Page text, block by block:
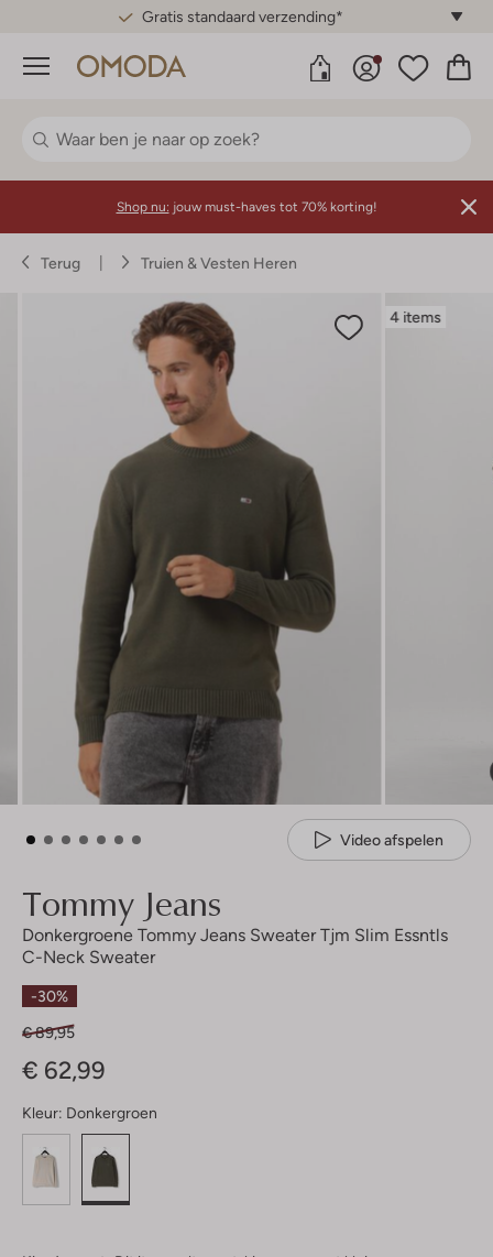
Gratis standaard verzending*
Menu
Shop nu: jouw must-haves tot 70% korting!
Terug Truien & Vesten Heren
4 items
Video afspelen
Tommy Jeans
Donkergroene Tommy Jeans Sweater Tjm Slim Essntls
C-Neck Sweater
-30%
€ 89,95
€ 62,99
Kleur: Donkergroen